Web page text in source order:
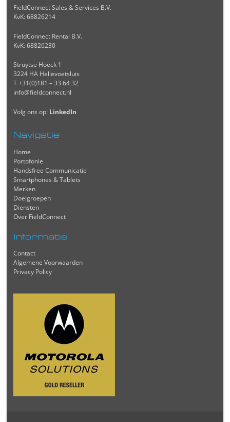
FieldConnect Sales & Services B.V.
KvK: 68826214
FieldConnect Rental B.V.
KvK: 68826230
Struytse Hoeck 1
3224 HA Hellevoetsluis
T +31(0)181 – 33 64 32
info@fieldconnect.nl
Volg ons op: LinkedIn
Navigatie
Home
Portofonie
Handsfree Communicatie
Smartphones & Tablets
Merken
Doelgroepen
Diensten
Over FieldConnect
Informatie
Contact
Algemene Voorwaarden
Privacy Policy